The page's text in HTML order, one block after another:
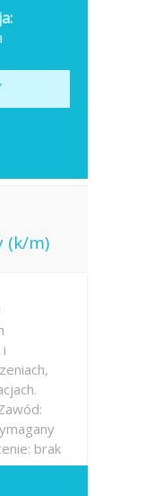
(k/m)
i
brak